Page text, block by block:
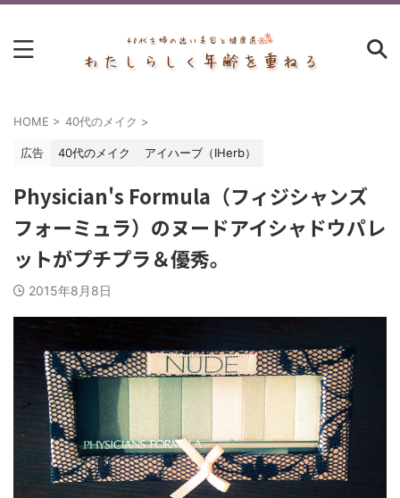
HOME > 40代のメイク >
広告 40代のメイク アイハーブ（IHerb）
Physician's Formula（フィジシャンズ
フォーミュラ）のヌードアイシャドウパレ
ットがプチプラ＆優秀。
2015年8月8日